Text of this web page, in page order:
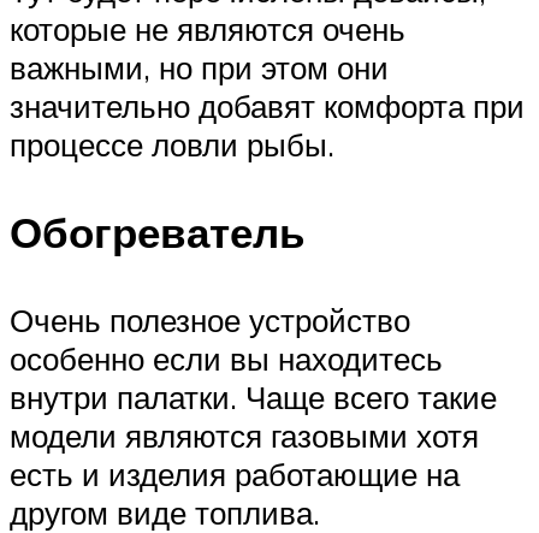
которые не являются очень
важными, но при этом они
значительно добавят комфорта при
процессе ловли рыбы.
Обогреватель
Очень полезное устройство
особенно если вы находитесь
внутри палатки. Чаще всего такие
модели являются газовыми хотя
есть и изделия работающие на
другом виде топлива.